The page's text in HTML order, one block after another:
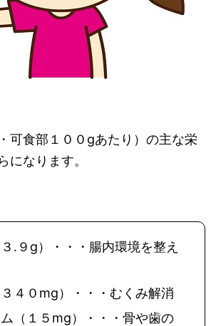
可食部１００gあたり）の主な栄
になります。
.９g）・・・腸内環境を整え
４０mg）・・・むくみ解消
（１５mg）・・・骨や歯の